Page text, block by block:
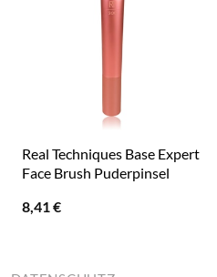
Real Techniques Base Expert
Face Brush Puderpinsel
8,41€